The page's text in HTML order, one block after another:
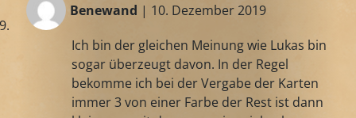
Benewand | 10. Dezember 2019
Ich bin der gleichen Meinung wie Lukas bin
sogar überzeugt davon. In der Regel
bekomme ich bei der Vergabe der Karten
immer 3 von einer Farbe der Rest ist dann